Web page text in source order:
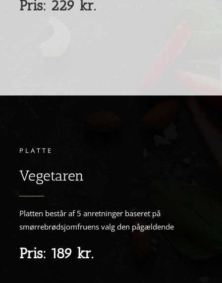
Pris: 229 kr.
PLATTE
Vegetaren
Platten består af 5 anretninger baseret på
smørrebrødsjomfruens valg den pågældende
Pris: 189 kr.